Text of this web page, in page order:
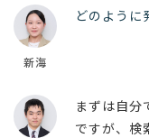
新海
どのように
まずは自分
ですが、検